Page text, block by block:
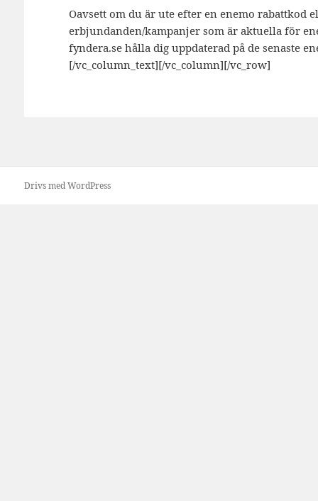
Oavsett om du är ute efter en enemo rabattkod
erbjundanden/kampanjer som är aktuella för
fyndera.se hålla dig uppdaterad på de senaste
[/vc_column_text][/vc_column][/vc_row]
Drivs med WordPress